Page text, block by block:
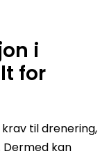
i
for
til drenering,
Dermed kan